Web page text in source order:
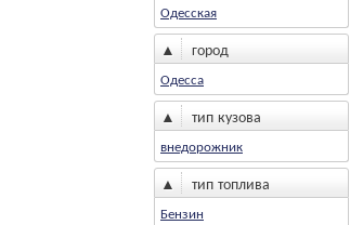
Одесская
▲ город
Одесса
▲ тип кузова
внедорожник
▲ тип топлива
Бензин